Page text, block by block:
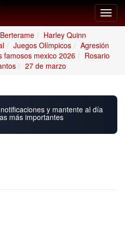
Harley Quinn
Juegos Olímpicos
Agresión
famosos mexico 2026
Rosario
27 de marzo
y mantente al día
más importantes